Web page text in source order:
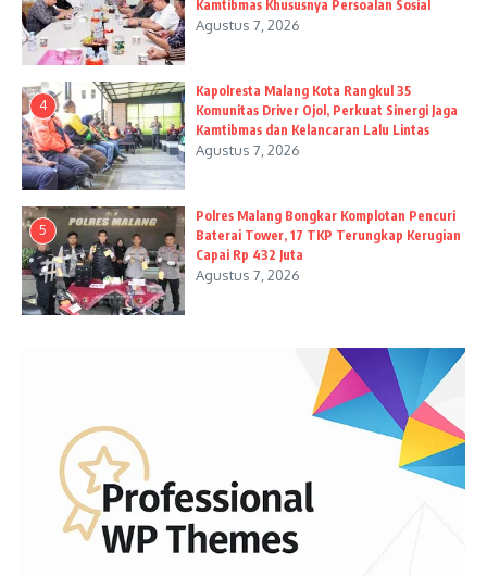
Kamtibmas Khususnya Persoalan Sosial
Agustus 7, 2026
4
Kapolresta Malang Kota Rangkul 35
Komunitas Driver Ojol, Perkuat Sinergi Jaga
Kamtibmas dan Kelancaran Lalu Lintas
Agustus 7, 2026
5
Polres Malang Bongkar Komplotan Pencuri
Baterai Tower, 17 TKP Terungkap Kerugian
Capai Rp 432 Juta
Agustus 7, 2026